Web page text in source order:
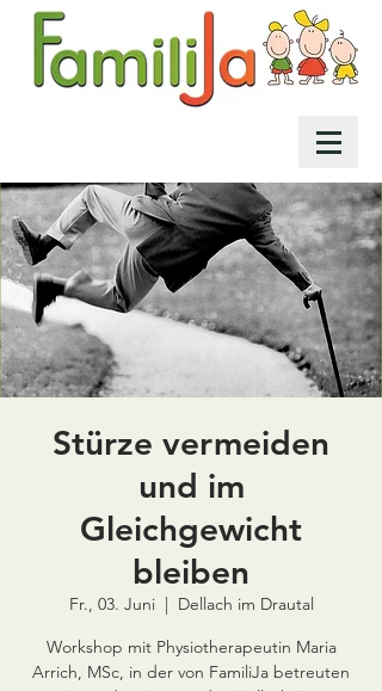
Stürze vermeiden
und im
Gleichgewicht
bleiben
Fr., 03. Juni
  |
Dellach im Drautal
Workshop mit Physiotherapeutin Maria
Arrich, MSc, in der von FamiliJa betreuten